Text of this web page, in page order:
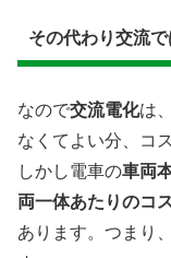
その代わり交流
なので交流電化は
なくてよい分、コ
しかし電車の車両
両一体あたりのコ
あります。つまり